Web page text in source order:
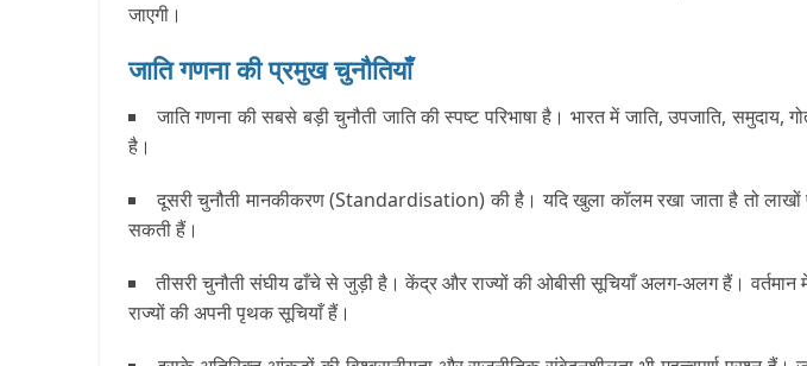
जाएगी।
जाति गणना की प्रमुख चुनौतियाँ
जाति गणना की सबसे बड़ी चुनौती जाति की स्पष्ट परिभाषा है। भारत में जाति, उपजाति,
है।
दूसरी चुनौती मानकीकरण (Standardisation) की है। यदि खुला कॉलम रखा जाता है तो लाखों
सकती हैं।
तीसरी चुनौती संघीय ढाँचे से जुड़ी है। केंद्र और राज्यों की ओबीसी सूचियाँ अलग-अलग हैं।
राज्यों की अपनी पृथक सूचियाँ हैं।